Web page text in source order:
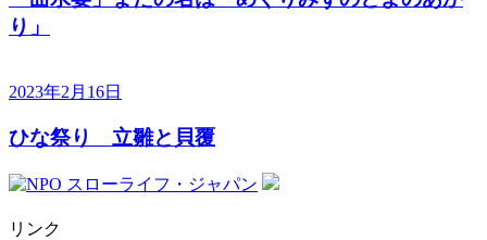
り」
2023年2月16日
ひな祭り 立雛と貝覆
リンク